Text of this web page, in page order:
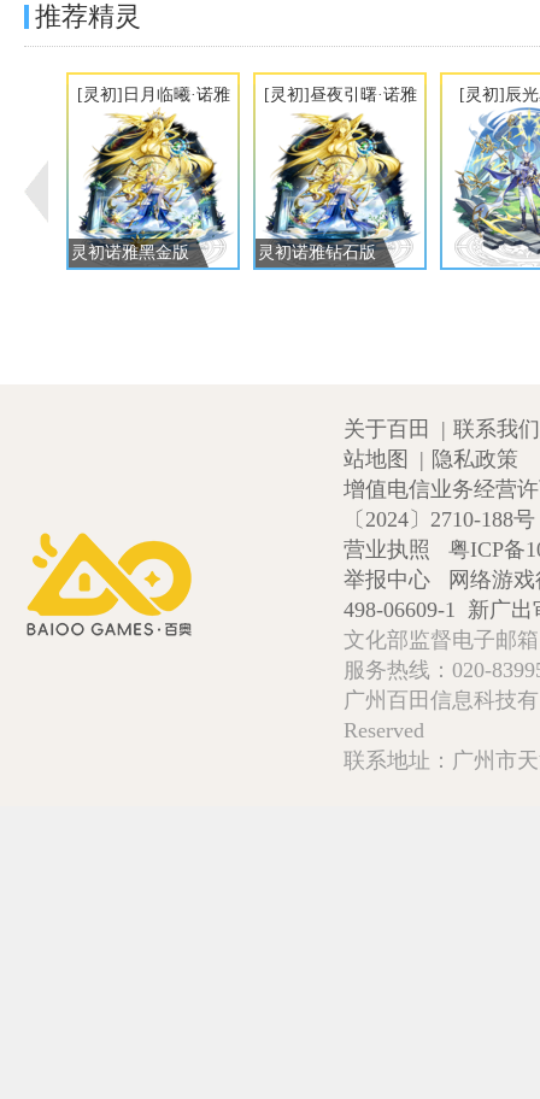
推荐精灵
[灵初]日月临曦·诺雅
灵初诺雅黑金版
[灵初]昼夜引曙·诺雅
灵初诺雅钻石版
[灵初]辰
关于百田 | 联系我们
站地图
| 隐私政策
增值电信业务经营
〔2024〕2710-188号
营业执照
粤ICP备
举报中心
网络游
498-06609-1 新广出
文化部监督电子邮
服务热线：020-
广州百田信息科技
Reserved
联系地址：广州市